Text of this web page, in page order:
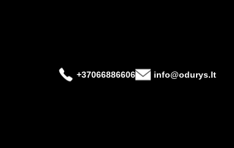
+37066886606 info@odurys.lt